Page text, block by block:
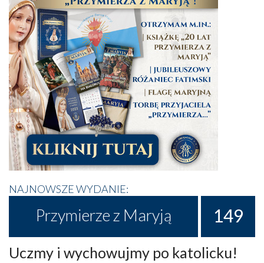
NAJNOWSZE WYDANIE:
Przymierze z Maryją 149
Uczmy i wychowujmy po katolicku!